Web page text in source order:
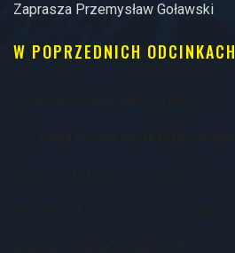
Zaprasza Przemysław Goławski
W POPRZEDNICH ODCINKACH